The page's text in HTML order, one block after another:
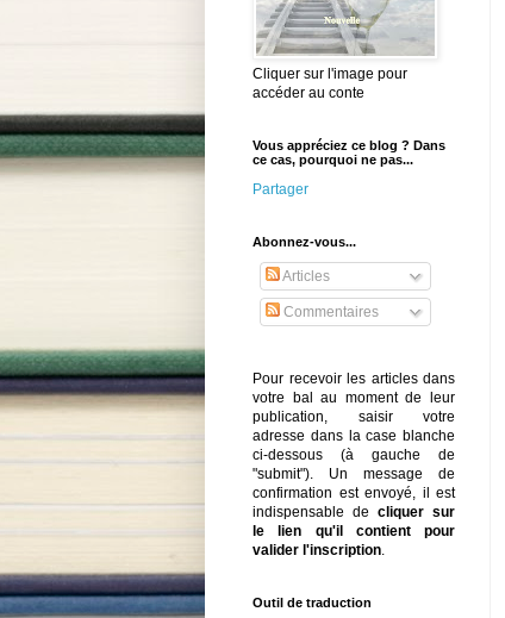
Cliquer sur l'image pour
accéder au conte
Vous appréciez ce blog ? Dans
ce cas, pourquoi ne pas...
Partager
Abonnez-vous...
Articles
Commentaires
Pour recevoir les articles dans
votre bal au moment de leur
publication, saisir votre
adresse dans la case blanche
ci-dessous (à gauche de
"submit"). Un message de
confirmation est envoyé, il est
indispensable de cliquer sur
le lien qu'il contient pour
valider l'inscription
Outil de traduction